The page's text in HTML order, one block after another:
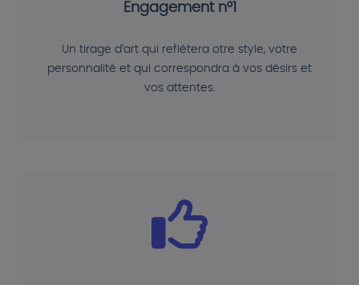
Engagement n°1
Un tirage d'art qui reflétera otre style, votre
personnalité et qui correspondra à vos désirs et
vos attentes.